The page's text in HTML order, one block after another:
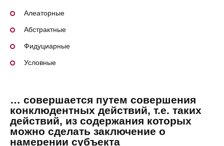
Алеаторные
Абстрактные
Фидуциарные
Условные
… совершается путем совершения
конклюдентных действий, т.е. таких
действий, из содержания которых
можно сделать заключение о
намерении субъекта